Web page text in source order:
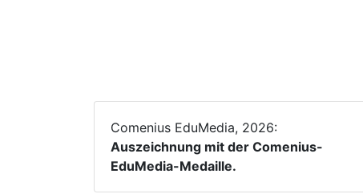
Comenius EduMedia, 2026:
Auszeichnung mit der Comenius-
EduMedia-Medaille.